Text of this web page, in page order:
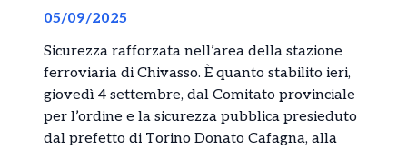
05/09/2025
Sicurezza rafforzata nell’area della stazione
ferroviaria di Chivasso. È quanto stabilito ieri,
giovedì 4 settembre, dal Comitato provinciale
per l’ordine e la sicurezza pubblica presieduto
dal prefetto di Torino Donato Cafagna, alla